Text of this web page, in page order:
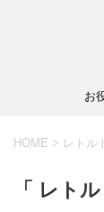
お
HOME > レトル
「 レト